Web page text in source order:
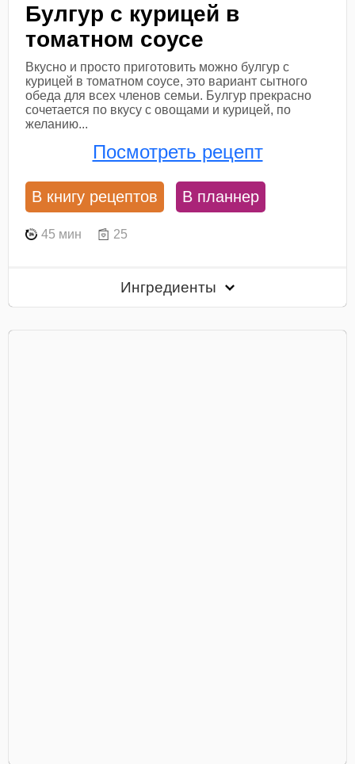
Булгур с курицей в
томатном соусе
Вкусно и просто приготовить можно булгур с
курицей в томатном соусе, это вариант сытного
обеда для всех членов семьи. Булгур прекрасно
сочетается по вкусу с овощами и курицей, по
желанию...
Посмотреть рецепт
В книгу рецептов В планнер
45 мин 25
Ингредиенты